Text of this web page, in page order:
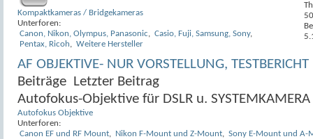
Kompaktkameras / Bridgekameras
Unterforen:
Canon, Nikon, Olympus, Panasonic, Casio, Fuji, Samsung, Sony,
Pentax, Ricoh, Weitere Hersteller
AF OBJEKTIVE- NUR VORSTELLUNG,
Beiträge
Letzter Beitrag
Autofokus-Objektive für DSLR u. SYSTEMKAMERA
Autofokus Objektive
Unterforen:
Canon EF und RF Mount, Nikon F-Mount und Z-Mount, Sony E-Mount und A-